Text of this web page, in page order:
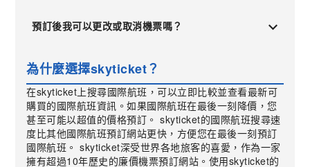
預訂後我可以更改或取消機票嗎？
為什麼選擇skyticket？
在skyticket上搜尋國際航班，可以立即比較並查看最新可
購買的國際航班資訊。如果國際航班在最後一刻降價，您
甚至可能以超值的價格預訂。 skyticket的國際航班搜尋速
度比其他國際航班預訂網站更快，方便您在最後一刻預訂
國際航班。 skyticket深受世界各地旅客的喜愛，作為一家
擁有超過10年歷史的廉價機票預訂網站。使用skyticket的